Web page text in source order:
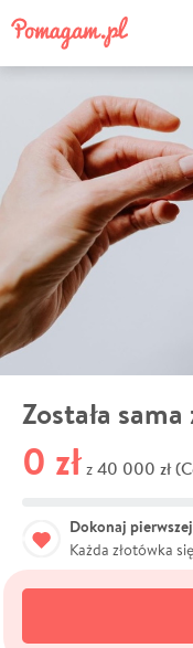
Została
0 zł z 40 000 zł
Dokonaj
Każda złotówka